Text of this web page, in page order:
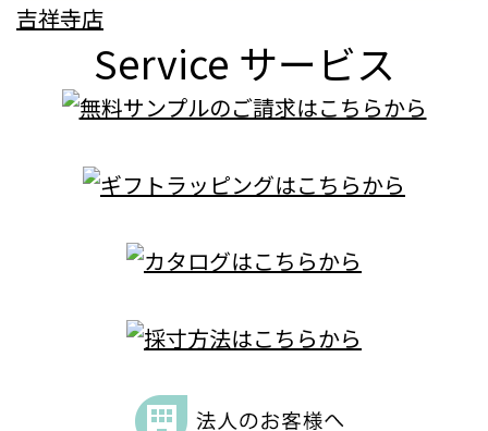
吉祥寺店
Service サービス